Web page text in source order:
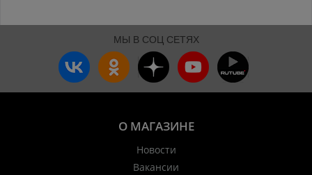
МЫ В СОЦ СЕТЯХ
О МАГАЗИНЕ
Новости
Вакансии